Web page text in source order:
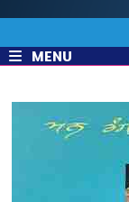
MENU